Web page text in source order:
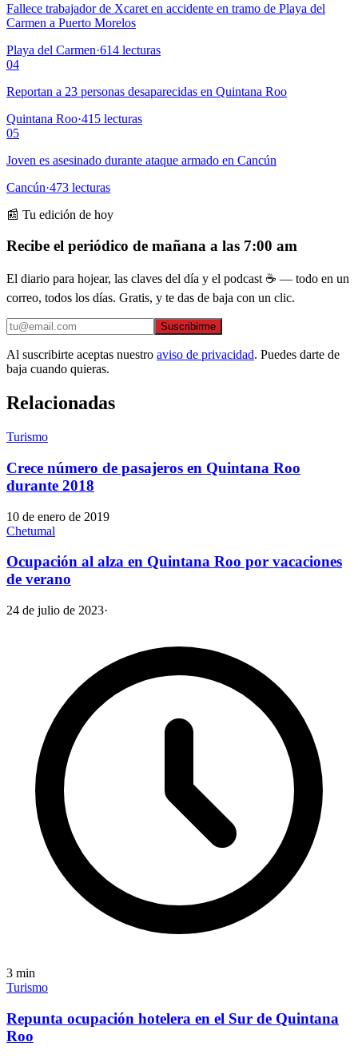
Fallece trabajador de Xcaret en accidente en tramo de Playa del
Carmen a Puerto Morelos
Playa del Carmen·614 lecturas
04
Reportan a 23 personas desaparecidas en Quintana Roo
Quintana Roo·415 lecturas
05
Joven es asesinado durante ataque armado en Cancún
Cancún·473 lecturas
📰 Tu edición de hoy
Recibe el periódico de mañana a las 7:00 am
El diario para hojear, las claves del día y el podcast ☕ — todo en un
correo, todos los días. Gratis, y te das de baja con un clic.
Suscribirme
Al suscribirte aceptas nuestro aviso de privacidad. Puedes darte de
baja cuando quieras.
Relacionadas
Turismo
Crece número de pasajeros en Quintana Roo
durante 2018
10 de enero de 2019
Chetumal
Ocupación al alza en Quintana Roo por vacaciones
de verano
24 de julio de 2023·
3 min
Turismo
Repunta ocupación hotelera en el Sur de Quintana
Roo